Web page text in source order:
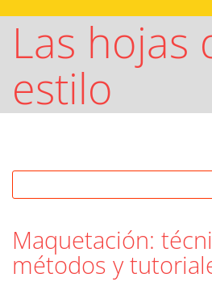
Las hojas
estilo
Maquetación:
métodos y